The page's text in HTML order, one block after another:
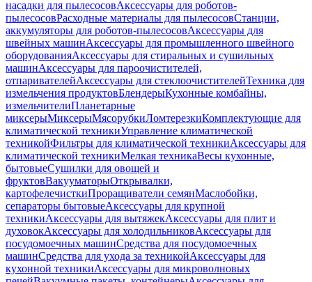
насадки для пылесосовАксессуары для роботов-
пылесосовРасходные материалы для пылесосовСтанции,
аккумуляторы для роботов-пылесосовАксессуары для
швейных машинАксессуары для промышленного швейного
оборудованияАксессуары для стиральных и сушильных
машинАксессуары для пароочистителей,
отпаривателейАксессуары для стеклоочистителейТехника для
измельчения продуктовБлендерыКухонные комбайны,
измельчителиПланетарные
миксерыМиксерыМясорубкиЛомтерезкиКомплектующие для
климатической техникиУправление климатической
техникойФильтры для климатической техникиАксессуары для
климатической техникиМелкая техникаВесы кухонные,
бытовыеСушилки для овощей и
фруктовВакууматорыОткрывалки,
картофелечисткиПроращиватели семянМаслобойки,
сепараторы бытовыеАксессуары для крупной
техникиАксессуары для вытяжекАксессуары для плит и
духовокАксессуары для холодильниковАксессуары для
посудомоечных машинСредства для посудомоечных
машинСредства для ухода за техникойАксессуары для
кухонной техникиАксессуары для микроволновых